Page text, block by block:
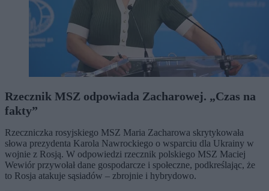
Rzecznik MSZ odpowiada Zacharowej. „Czas na
fakty”
Rzeczniczka rosyjskiego MSZ Maria Zacharowa skrytykowała
słowa prezydenta Karola Nawrockiego o wsparciu dla Ukrainy w
wojnie z Rosją. W odpowiedzi rzecznik polskiego MSZ Maciej
Wewiór przywołał dane gospodarcze i społeczne, podkreślając, że
to Rosja atakuje sąsiadów – zbrojnie i hybrydowo.